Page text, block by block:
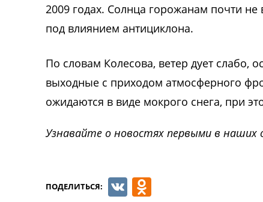
2009 годах. Солнца горожанам почти не
под влиянием антициклона.
По словам Колесова, ветер дует слабо,
выходные с приходом атмосферного
ожидаются в виде мокрого снега, при
Узнавайте о новостях первыми в наших
ПОДЕЛИТЬСЯ: VK